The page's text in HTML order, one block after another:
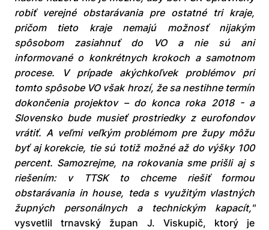
robiť verejné obstarávania pre ostatné tri kraje,
pričom tieto kraje nemajú možnosť nijakým
spôsobom zasiahnuť do VO a nie sú ani
informované o konkrétnych krokoch a samotnom
procese. V prípade akýchkoľvek problémov pri
tomto spôsobe VO však hrozí, že sa nestihne termín
dokončenia projektov – do konca roka 2018 - a
Slovensko bude musieť prostriedky z eurofondov
vrátiť. A veľmi veľkým problémom pre župy môžu
byť aj korekcie, tie sú totiž možné až do výšky 100
percent. Samozrejme, na rokovania sme prišli aj s
riešením: v TTSK to chceme riešiť formou
obstarávania in house, teda s využitým vlastných
župných personálnych a technickým kapacít,"
vysvetlil trnavský župan J. Viskupič, ktorý je